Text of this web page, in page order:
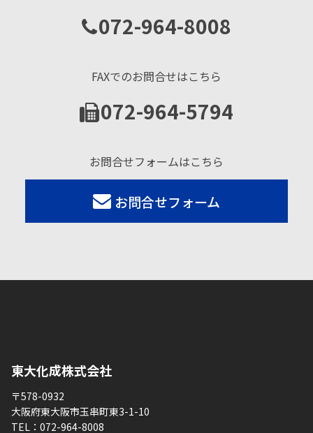
072-964-8008
FAXでのお問合せはこちら
072-964-5794
お問合せフォームはこちら
お問合せフォーム
東大化成株式会社
〒578-0932
大阪府東大阪市玉串町東3-1-10
TEL： 072-964-8008